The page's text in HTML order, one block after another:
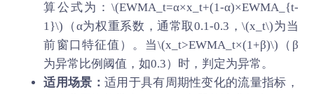
算公式为：\(EWMA_t=α×x_t+(1-α)×EWMA_{t-
1}\)（α为权重系数，通常取0.1-0.3，\(x_t\)为当
前窗口特征值）。当\(x_t>EWMA_t×(1+β)\)（β
为异常比例阈值，如0.3）时，判定为异常。
适用场景： 适用于具有周期性变化的流量指标，